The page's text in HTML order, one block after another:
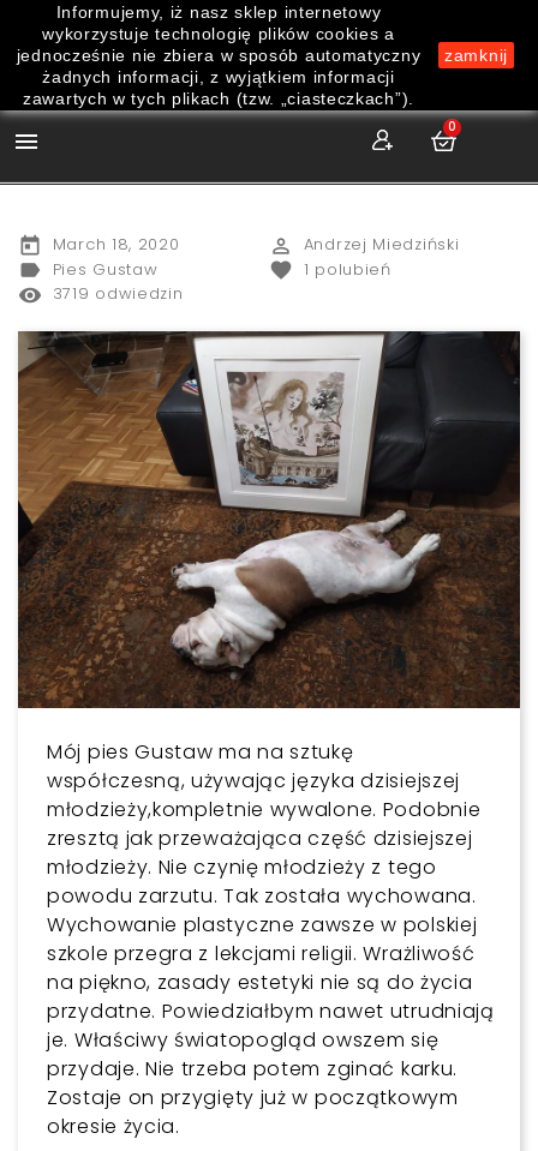

0
today March 18, 2020 perm_identity Andrzej Miedziński
label Pies Gustaw favorite 1 polubień
remove_red_eye 3719 odwiedzin
Mój pies Gustaw ma na sztukę
współczesną, używając języka dzisiejszej
młodzieży,kompletnie wywalone. Podobnie
zresztą jak przeważająca część dzisiejszej
młodzieży. Nie czynię młodzieży z tego
powodu zarzutu. Tak została wychowana.
Wychowanie plastyczne zawsze w polskiej
szkole przegra z lekcjami religii. Wrażliwość
na piękno, zasady estetyki nie są do życia
przydatne. Powiedziałbym nawet utrudniają
je. Właściwy światopogląd owszem się
przydaje. Nie trzeba potem zginać karku.
Zostaje on przygięty już w początkowym
okresie życia.
Informujemy, iż nasz sklep internetowy
wykorzystuje technologię plików cookies a
jednocześnie nie zbiera w sposób automatyczny
żadnych informacji, z wyjątkiem informacji
zawartych w tych plikach (tzw. „ciasteczkach”).
zamknij